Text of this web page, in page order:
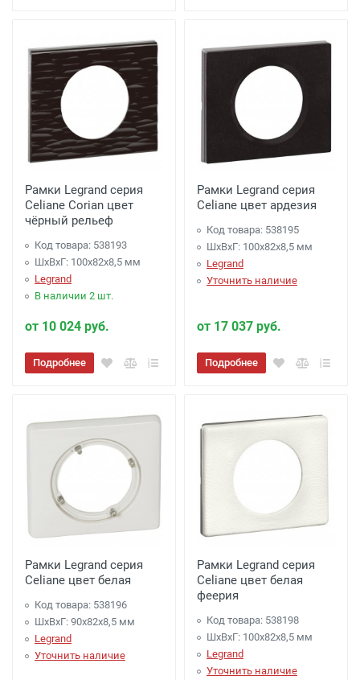
Рамки Legrand серия
Celiane Corian цвет
чёрный рельеф
Код товара: 538193
ШхВхГ: 100x82x8,5 мм
Legrand
В наличии 2 шт.
от 10 024 руб.
Подробнее
Рамки Legrand серия
Celiane цвет ардезия
Код товара: 538195
ШхВхГ: 100x82x8,5 мм
Legrand
Уточнить наличие
от 17 037 руб.
Подробнее
Рамки Legrand серия
Celiane цвет белая
Код товара: 538196
ШхВхГ: 90x82x8,5 мм
Legrand
Уточнить наличие
Рамки Legrand серия
Celiane цвет белая
феерия
Код товара: 538198
ШхВхГ: 100x82x8,5 мм
Legrand
Уточнить наличие